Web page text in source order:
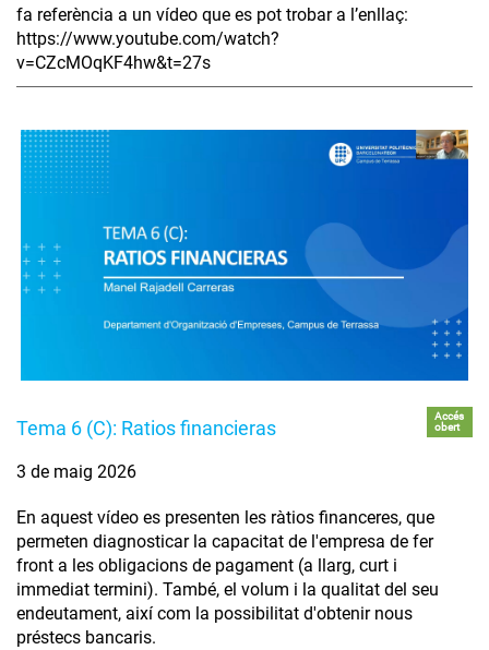
fa referència a un vídeo que es pot trobar a l’enllaç:
https://www.youtube.com/watch?
v=CZcMOqKF4hw&t=27s
Tema 6 (C): Ratios financieras
Accés
obert
3 de maig 2026
En aquest vídeo es presenten les ràtios financeres, que
permeten diagnosticar la capacitat de l'empresa de fer
front a les obligacions de pagament (a llarg, curt i
immediat termini). També, el volum i la qualitat del seu
endeutament, així com la possibilitat d'obtenir nous
préstecs bancaris.